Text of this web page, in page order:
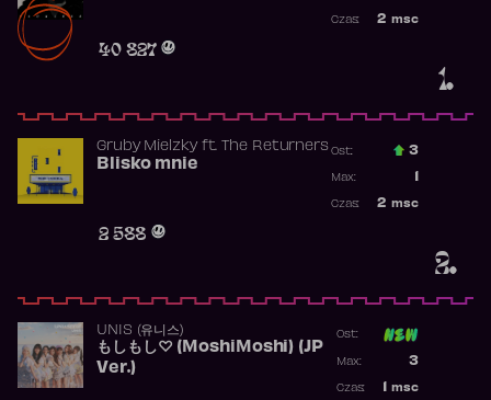
1.
40 827
2 msc
Czas:
2.
Gruby Mielzkyft. The Returners
Blisko mnie
2 588
Ost.: 3
Max:
2 msc
Czas:
UNIS (유니스)
もしもし♡ (MoshiMoshi) (JP
Ver.)
Ost:
3
Max:
msc
Czas: